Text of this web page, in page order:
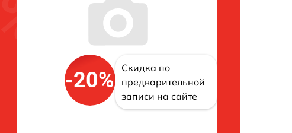
-20%
Скидка по
предварительной
записи на сайте